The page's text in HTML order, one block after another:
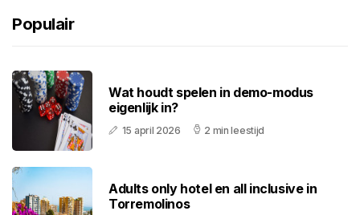
Populair
Wat houdt spelen in demo-modus
eigenlijk in?
15 april 2026 2 min leestijd
Adults only hotel en all inclusive in
Torremolinos